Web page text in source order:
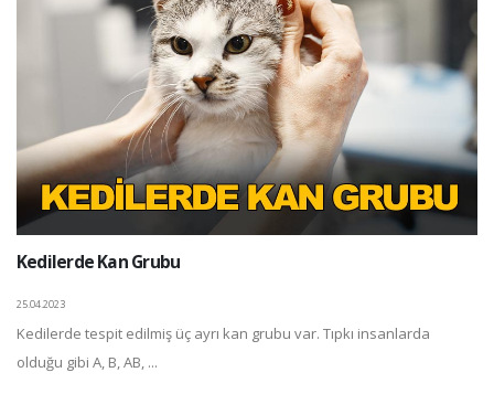
Kedilerde Kan Grubu
25.04.2023
Kedilerde tespit edilmiş üç ayrı kan grubu var. Tıpkı insanlarda
olduğu gibi A, B, AB, ...